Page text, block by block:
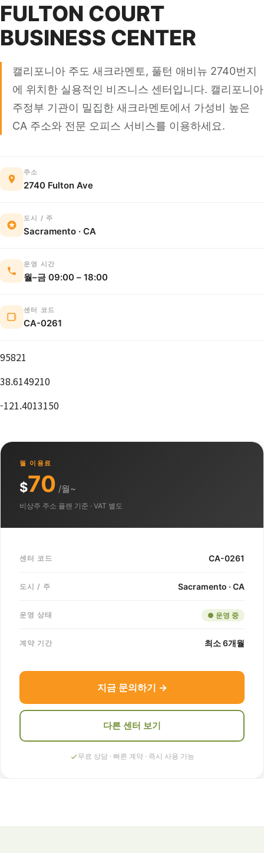
FULTON COURT
BUSINESS CENTER
캘리포니아 주도 새크라멘토, 풀턴 애비뉴 2740번지
에 위치한 실용적인 비즈니스 센터입니다. 캘리포니아
주정부 기관이 밀집한 새크라멘토에서 가성비 높은
CA 주소와 전문 오피스 서비스를 이용하세요.
주소
2740 Fulton Ave
도시 / 주
Sacramento · CA
운영 시간
월–금 09:00 – 18:00
센터 코드
CA-0261
95821
38.6149210
-121.4013150
월 이용료
$70 /월~
비상주 주소 플랜 기준 · VAT 별도
센터 코드 CA-0261
도시 / 주 Sacramento · CA
운영 상태 ● 운영 중
계약 기간 최소 6개월
지금 문의하기 →
다른 센터 보기
무료 상담 · 빠른 계약 · 즉시 사용 가능